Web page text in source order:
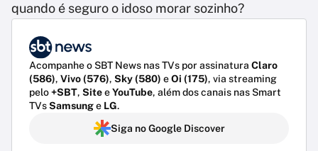
quando é seguro o idoso morar sozinho?
Acompanhe o SBT News nas TVs por assinatura Claro
(586), Vivo (576), Sky (580) eOi (175), via streaming
pelo+SBT, SiteeYouTube, além dos canais nas Smart
TVsSamsunge LG.
Siga no Google Discover